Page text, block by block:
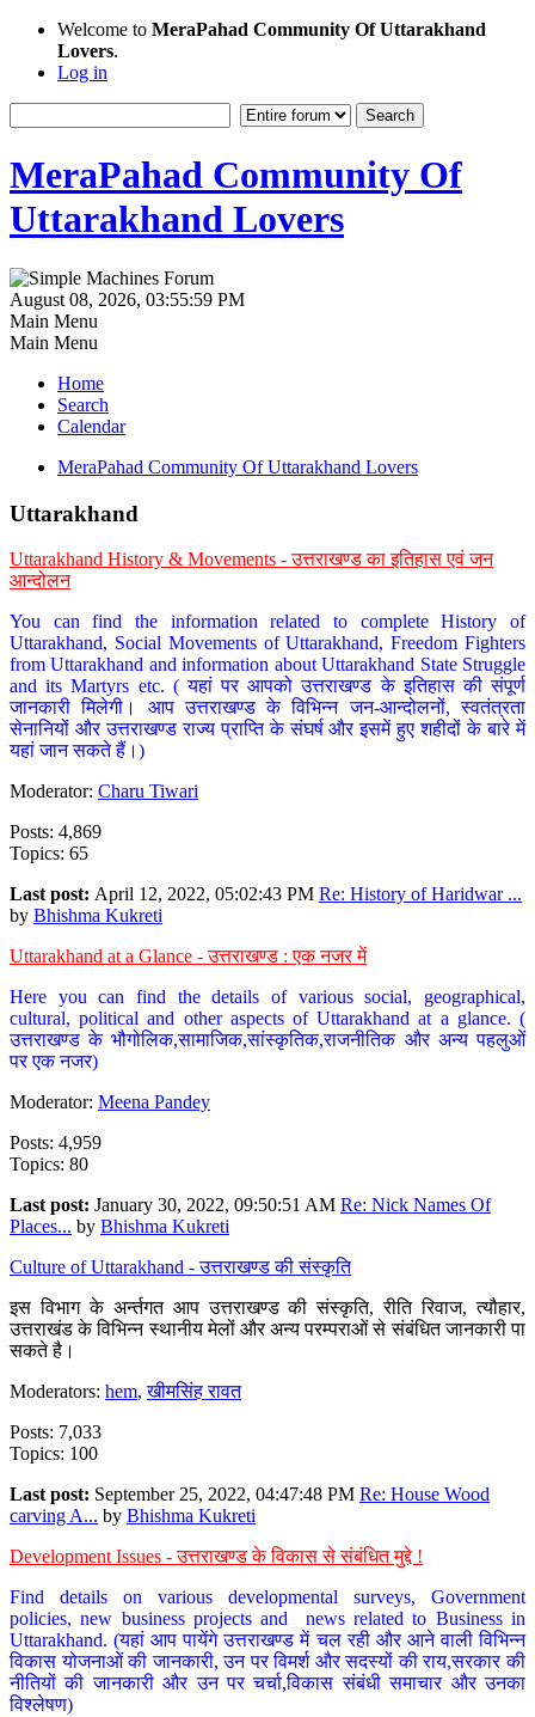
Welcome to MeraPahad Community Of Uttarakhand
Lovers.
Log in
MeraPahad Community Of
Uttarakhand Lovers
August 08, 2026, 03:55:59 PM
Main Menu
Main Menu
Home
Search
Calendar
MeraPahad Community Of Uttarakhand Lovers
Uttarakhand
Uttarakhand History & Movements - उत्तराखण्ड का इतिहास एवं जन
आन्दोलन
You can find the information related to complete History of
Uttarakhand, Social Movements of Uttarakhand, Freedom Fighters
from Uttarakhand and information about Uttarakhand State Struggle
and its Martyrs etc. ( यहां पर आपको उत्तराखण्ड के इतिहास की संपूर्ण
जानकारी मिलेगी। आप उत्तराखण्ड के विभिन्न जन-आन्दोलनों, स्वतंत्रता
सेनानियों और उत्तराखण्ड राज्य प्राप्ति के संघर्ष और इसमें हुए शहीदों के बारे में
यहां जान सकते हैं।)
Moderator: Charu Tiwari
Posts: 4,869
Topics: 65
Last post: April 12, 2022, 05:02:43 PM Re: History of Haridwar ...
by Bhishma Kukreti
Uttarakhand at a Glance - उत्तराखण्ड : एक नजर में
Here you can find the details of various social, geographical,
cultural, political and other aspects of Uttarakhand at a glance. (
उत्तराखण्ड के भौगोलिक,सामाजिक,सांस्कृतिक,राजनीतिक और अन्य पहलुओं
पर एक नजर)
Moderator: Meena Pandey
Posts: 4,959
Topics: 80
Last post: January 30, 2022, 09:50:51 AM Re: Nick Names Of
Places... by Bhishma Kukreti
Culture of Uttarakhand - उत्तराखण्ड की संस्कृति
इस विभाग के अर्न्तगत आप उत्तराखण्ड की संस्कृति, रीति रिवाज, त्यौहार,
उत्तराखंड के विभिन्न स्थानीय मेलों और अन्य परम्पराओं से संबंधित जानकारी पा
सकते है।
Moderators: hem,खीमसिंह रावत
Posts: 7,033
Topics: 100
Last post: September 25, 2022, 04:47:48 PM Re: House Wood
carving A... by Bhishma Kukreti
Development Issues - उत्तराखण्ड के विकास से संबंधित मुद्दे !
Find details on various developmental surveys, Government
policies, new business projects and news related to Business in
Uttarakhand. (यहां आप पायेंगे उत्तराखण्ड में चल रही और आने वाली विभिन्न
विकास योजनाओं की जानकारी, उन पर विमर्श और सदस्यों की राय,सरकार की
नीतियों की जानकारी और उन पर चर्चा,विकास संबंधी समाचार और उनका
विश्लेषण)